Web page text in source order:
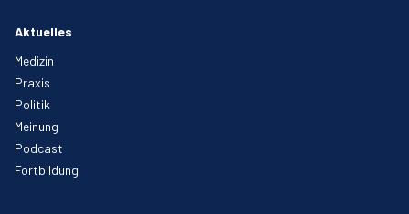
Aktuelles
Medizin
Praxis
Politik
Meinung
Podcast
Fortbildung